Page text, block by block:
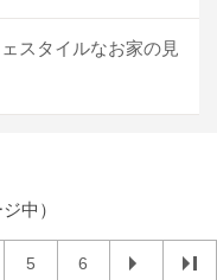
スタイルなお家の見
中）
5 6